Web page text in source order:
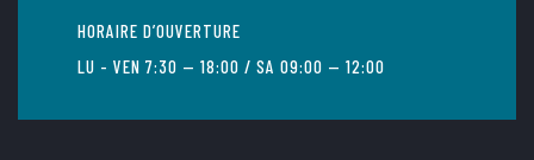
HORAIRE D’OUVERTURE
LU - VEN 7:30 — 18:00 / SA 09:00 — 12:00